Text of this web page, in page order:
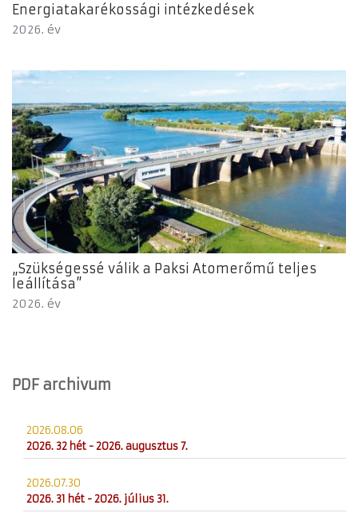
Energiatakarékossági intézkedések
2026. év
„Szükségessé válik a Paksi Atomerőmű teljes
leállítása”
2026. év
PDF archivum
2026.08.06
2026. 32 hét - 2026. augusztus 7.
2026.07.30
2026. 31 hét - 2026. július 31.